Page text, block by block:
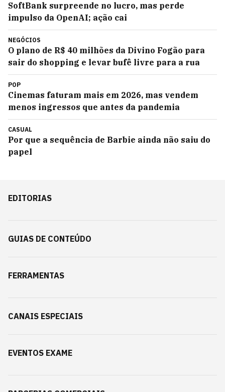
SoftBank surpreende no lucro, mas perde
impulso da OpenAI; ação cai
NEGÓCIOS
O plano de R$ 40 milhões da Divino Fogão para
sair do shopping e levar bufê livre para a rua
POP
Cinemas faturam mais em 2026, mas vendem
menos ingressos que antes da pandemia
CASUAL
Por que a sequência de Barbie ainda não saiu do
papel
EDITORIAS
GUIAS DE CONTEÚDO
FERRAMENTAS
CANAIS ESPECIAIS
EVENTOS EXAME